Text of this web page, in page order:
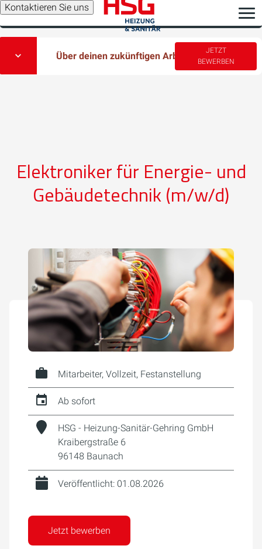
Kontaktieren Sie uns
Über deinen zukünftigen ArbeitsplatzJETZT
BEWERBEN
Elektroniker für Energie- und
Gebäudetechnik (m/w/d)
Mitarbeiter, Vollzeit, Festanstellung
Ab sofort
HSG - Heizung-Sanitär-Gehring GmbH
Kraibergstraße 6
96148 Baunach
Veröffentlicht: 01.08.2026
Jetzt bewerben